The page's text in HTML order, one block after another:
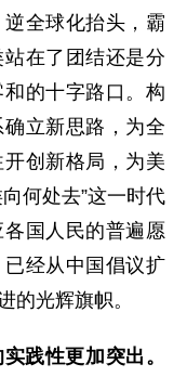
全球化抬头，霸
在了团结还是分
的十字路口。构
立新思路，为全
创新格局，为美
何处去”这一时代
国人民的普遍愿
经从中国倡议扩
的光辉旗帜。
践性更加突出。